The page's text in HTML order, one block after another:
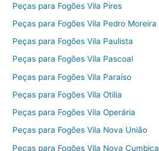
Peças para Fogões Vila Pires
Peças para Fogões Vila Pedro Moreira
Peças para Fogões Vila Paulista
Peças para Fogões Vila Pascoal
Peças para Fogões Vila Paraíso
Peças para Fogões Vila Otilia
Peças para Fogões Vila Operária
Peças para Fogões Vila Nova União
Peças para Fogões Vila Nova Cumbica